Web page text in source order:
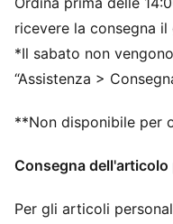
ricevere la consegna
*Il sabato non
“Assistenza >
**Non disponibile per
Consegna
Per gli articoli